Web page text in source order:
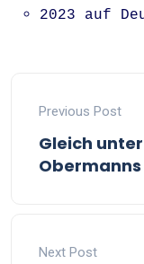
2023 auf
Previous Post
Gleich
Obermanns
Next Post